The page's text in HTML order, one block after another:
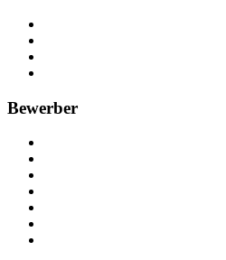
Bewerber